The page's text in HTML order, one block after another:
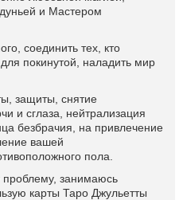
и Мастером
соединить тех, кто
покинутой, наладить мир
защиты, снятие
и сглаза, нейтрализация
безбрачия, на привлечение
вашей
пола.
занимаюсь
карты Таро Джульетты